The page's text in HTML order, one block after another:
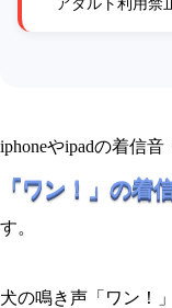
アダルト利用禁
iphoneやipadの着信
「ワン！」の着
す。
犬の鳴き声「ワン